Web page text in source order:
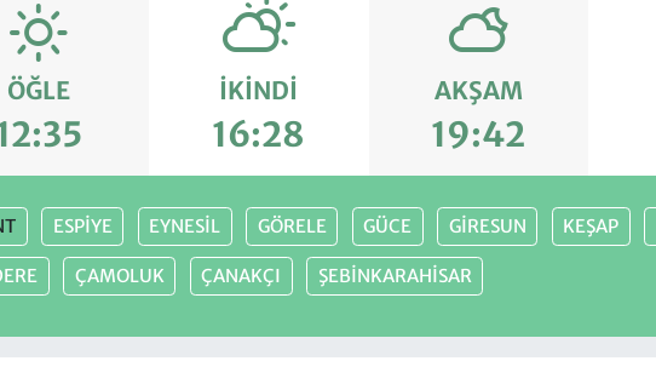
ÖĞLE İKINDI
16:28
AKŞAM
19:42
ESPİYE EYNESİL GÖRELE GÜCE GİRESUN KEŞAP
ÇAMOLUK ÇANAKÇI ŞEBİNKARAHİSAR